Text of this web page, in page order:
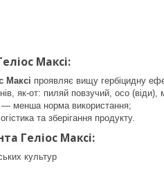
Максі:
Максі проявляє вищу гербіцидну
як-от: пиляй повзучий, осо (віди),
— менша норма використання;
та зберігання продукту.
Геліос Максі:
культур